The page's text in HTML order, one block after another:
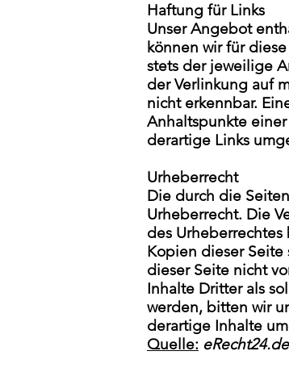
Haftung für Links
Unser Angebot
können wir für
stets der jeweilige
der Verlinkung auf
nicht erkennbar.
Anhaltspunkte
derartige Links
Urheberrecht
Die durch die
Urheberrecht. Die
des
Kopien dieser
dieser Seite nicht
Inhalte Dritter als
werden, bitten wir
derartige Inhalte
Quelle: